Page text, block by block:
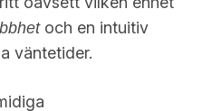
och en intuitiv
väntetider.